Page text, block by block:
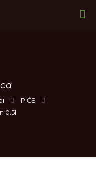
PIĆE
0.5l